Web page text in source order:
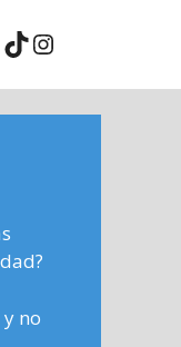
TikTok
Instagram
no